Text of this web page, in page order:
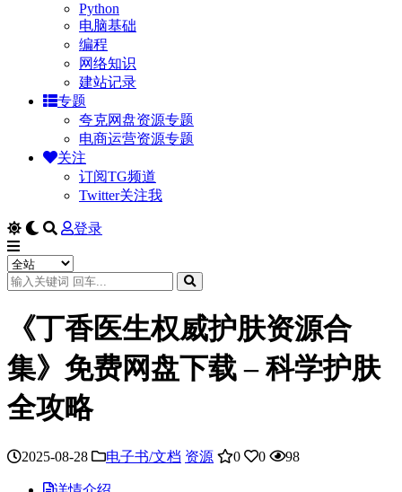
Python
电脑基础
编程
网络知识
建站记录
专题
夸克网盘资源专题
电商运营资源专题
关注
订阅TG频道
Twitter关注我
登录
《丁香医生权威护肤资源合
集》免费网盘下载 – 科学护肤
全攻略
2025-08-28 电子书/文档 资源 0 0 98